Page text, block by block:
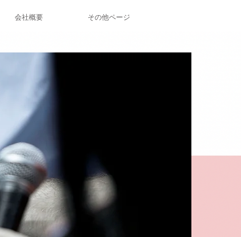
会社概要 その他ページ